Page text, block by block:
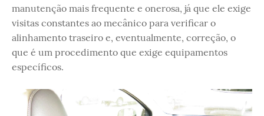
manutenção mais frequente e onerosa, já que ele exige
visitas constantes ao mecânico para verificar o
alinhamento traseiro e, eventualmente, correção, o
que é um procedimento que exige equipamentos
específicos.